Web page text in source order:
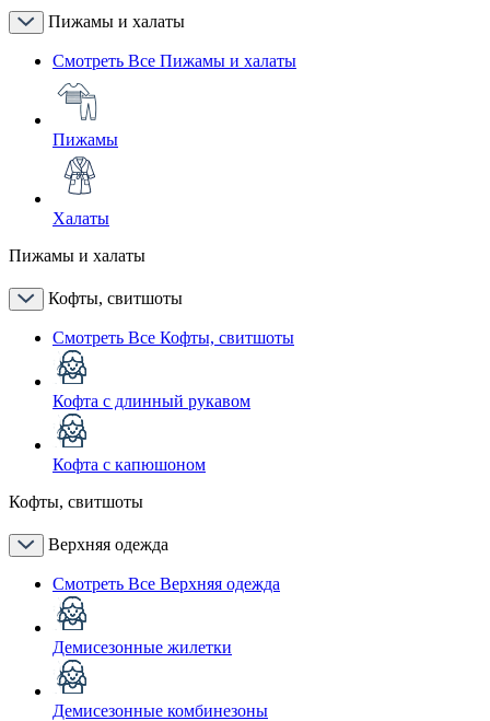
Пижамы и халаты
Смотреть Все Пижамы и халаты
Пижамы
Халаты
Пижамы и халаты
Кофты, свитшоты
Смотреть Все Кофты, свитшоты
Кофта с длинный рукавом
Кофта с капюшоном
Кофты, свитшоты
Верхняя одежда
Смотреть Все Верхняя одежда
Демисезонные жилетки
Демисезонные комбинезоны